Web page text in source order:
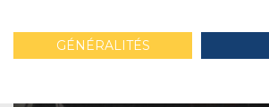
GÉNÉRALITÉS